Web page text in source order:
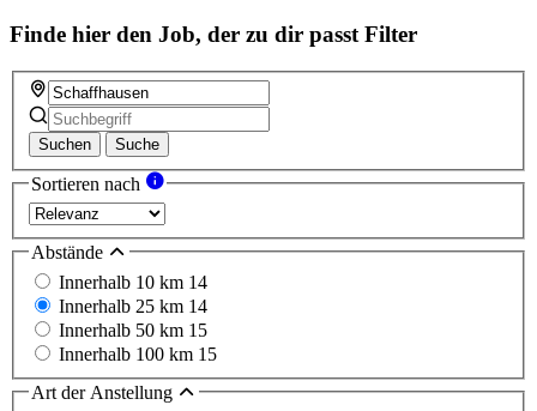
Finde hier den Job, der zu dir passt Filter
Suchen Suche
Sortieren nach
Abstände
Innerhalb 10 km 14
Innerhalb 25 km 14
Innerhalb 50 km 15
Innerhalb 100 km 15
Art der Anstellung